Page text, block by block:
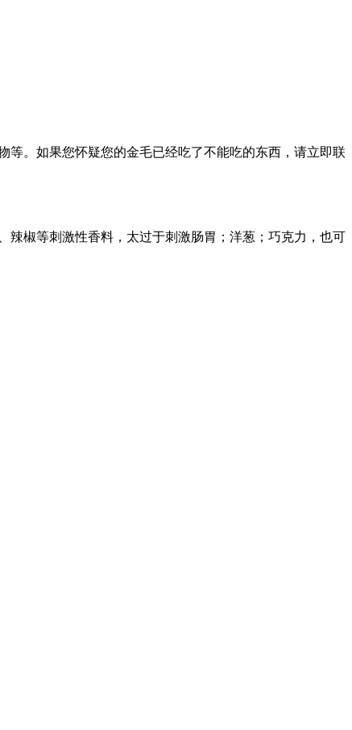
。如果您怀疑您的金毛已经吃了不能吃的东西，请立即联
辣椒等刺激性香料，太过于刺激肠胃；洋葱；巧克力，也可